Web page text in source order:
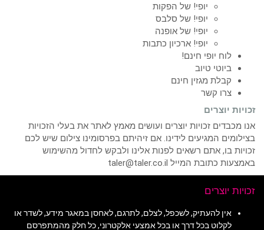
יופי! של הפקות
יופי! של סלבס
יופי! של אופנה
יופי! ארכיון כתבות
לוח יופי חינם!
ביוטי טיוב
קבלת מגזין חינם
צרו קשר
זכויות יוצרים
אנו מכבדים זכויות יוצרים ועושים מאמץ לאתר את בעלי הזכויות
בצילומים המגיעים לידינו. אם זיהיתם בפרסומינו צילום שיש לכם
זכויות בו, אתם רשאים לפנות אלינו ולבקש לחדול מהשימוש
באמצעות כתובת המייל taler@taler.co.il
זכויות יוצרים
אין להעתיק, לשכפל, לצלם, לתרגם, לאחסן במאגר מידע, לשדר או
לקלוט בכל דרך או בכל אמצעי אלקטרוני, כל חלק מהמתפרסם